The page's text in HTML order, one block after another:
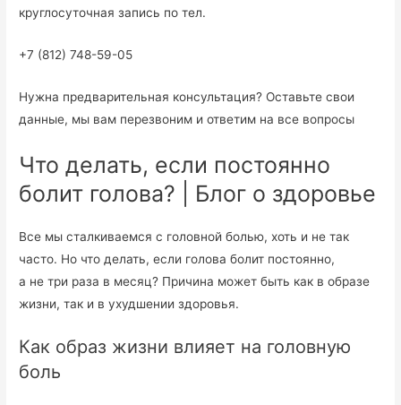
круглосуточная запись по тел.
+7 (812) 748-59-05
Нужна предварительная консультация? Оставьте свои
данные, мы вам перезвоним и ответим на все вопросы
Что делать, если постоянно
болит голова? | Блог о здоровье
Все мы сталкиваемся с головной болью, хоть и не так
часто. Но что делать, если голова болит постоянно,
а не три раза в месяц? Причина может быть как в образе
жизни, так и в ухудшении здоровья.
Как образ жизни влияет на головную
боль